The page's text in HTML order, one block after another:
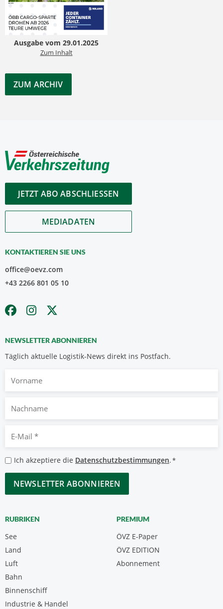
Ausgabe vom 29.01.2025
Zum Inhalt
ZUM ARCHIV
JETZT ABO ABSCHLIESSEN
MEDIADATEN
KONTAKTIEREN SIE UNS
office@oevz.com
+43 2266 801 05 10
NEWSLETTER ABONNIEREN
Täglich aktuelle Logistik-News direkt ins Postfach.
Nachname
Mail
*
Datenschutzbestimmungen
*
Ich akzeptiere die Datenschutzbestimmungen.*
CAPTCHA
RUBRIKEN
See
Land
Luft
Bahn
Binnenschiff
Industrie & Handel
PREMIUM
ÖVZ E-Paper
Abonnement
ÖVZ EDITION